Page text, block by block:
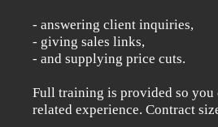
- answering client inquiries,
- giving sales links,
- and supplying price cuts.
Full training is provided so
related experience. Contract